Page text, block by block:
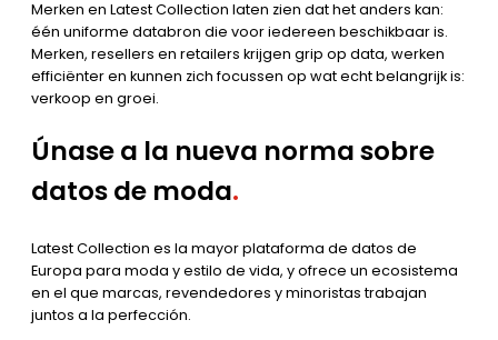
Merken en Latest Collection laten zien dat het anders kan:
één uniforme databron die voor iedereen beschikbaar is.
Merken, resellers en retailers krijgen grip op data, werken
efficiënter en kunnen zich focussen op wat echt belangrijk is:
verkoop en groei.
Únase a la nueva norma sobre
datos de moda.
Latest Collection es la mayor plataforma de datos de
Europa para moda y estilo de vida, y ofrece un ecosistema
en el que marcas, revendedores y minoristas trabajan
juntos a la perfección.